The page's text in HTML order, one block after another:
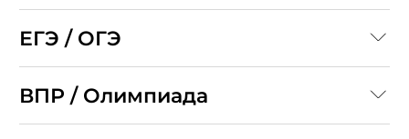
ЕГЭ / ОГЭ
ВПР / Олимпиада